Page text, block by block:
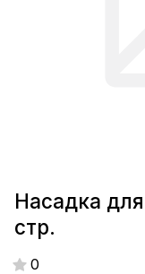
Насадка
стр.
0